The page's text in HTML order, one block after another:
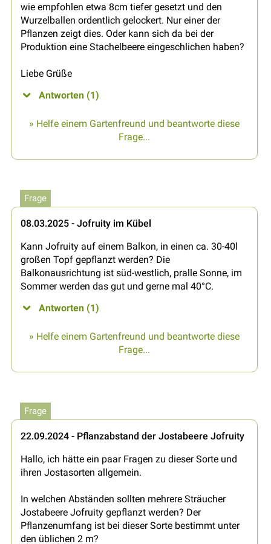
wie empfohlen etwa 8cm tiefer gesetzt und den
Wurzelballen ordentlich gelockert. Nur einer der
Pflanzen zeigt dies. Oder kann sich da bei der
Produktion eine Stachelbeere eingeschlichen haben?
Liebe Grüße
Antworten (1)
» Helfe einem Gartenfreund und beantworte diese
Frage...
Frage
08.03.2025 - Jofruity im Kübel
Kann Jofruity auf einem Balkon, in einen ca. 30-40l
großen Topf gepflanzt werden? Die
Balkonausrichtung ist süd-westlich, pralle Sonne, im
Sommer werden das gut und gerne mal 40°C.
Antworten (1)
» Helfe einem Gartenfreund und beantworte diese
Frage...
Frage
22.09.2024 - Pflanzabstand der Jostabeere Jofruity
Hallo, ich hätte ein paar Fragen zu dieser Sorte und
ihren Jostasorten allgemein.
In welchen Abständen sollten mehrere Sträucher
Jostabeere Jofruity gepflanzt werden? Der
Pflanzenumfang ist bei dieser Sorte bestimmt unter
den üblichen 2 m?